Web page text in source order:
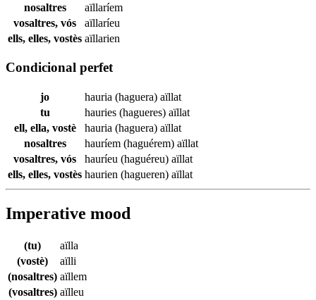
nosaltres
aïllaríem
vosaltres, vós
aïllaríeu
ells, elles, vostès aïllarien
Condicional perfet
jo hauria (haguera) aïllat
tu
hauries (hagueres) aïllat
ell, ella, vostè
hauria (haguera) aïllat
nosaltres
hauríem (haguérem) aïllat
vosaltres, vós
hauríeu (haguéreu) aïllat
ells, elles, vostès haurien (hagueren) aïllat
Imperative mood
(tu)
aïlla
(vostè)
aïlli
(nosaltres) aïllem
(vosaltres) aïlleu